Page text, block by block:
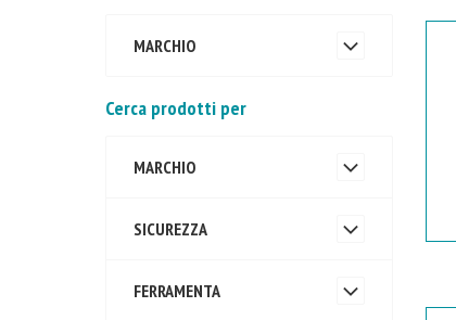
MARCHIO
Cerca prodotti per
MARCHIO
SICUREZZA
FERRAMENTA